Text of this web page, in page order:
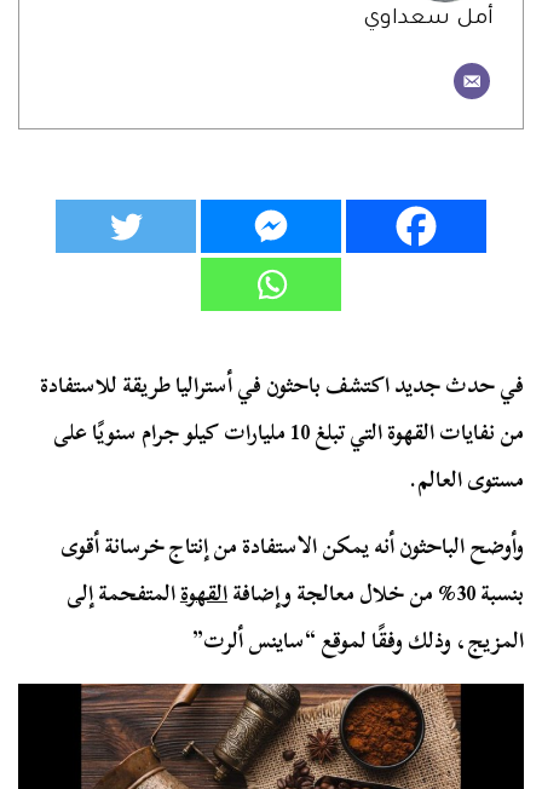
أمل سعداوي
في حدث جديد اكتشف باحثون في أستراليا طريقة للاستفادة
من نفايات القهوة التي تبلغ 10 مليارات كيلو جرام سنويًا على
مستوى العالم.
وأوضح الباحثون أنه يمكن الاستفادة من إنتاج خرسانة أقوى
بنسبة 30% من خلال معالجة وإضافة
القهوةالمتفحمة إلى
المزيج، وذلك وفقًا لموقع “ساينس ألرت”